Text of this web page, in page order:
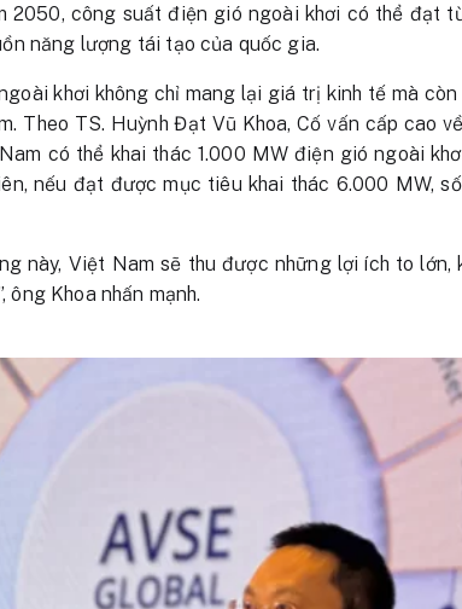
2050, công suất điện gió ngoài khơi có thể đạt
năng lượng tái tạo của quốc gia.
khơi không chỉ mang lại giá trị kinh tế mà
Theo TS. Huỳnh Đạt Vũ Khoa, Cố vấn cấp cao
có thể khai thác 1.000 MW điện gió ngoài
nếu đạt được mục tiêu khai thác 6.000 MW,
này, Việt Nam sẽ thu được những lợi ích to lớn,
ông Khoa nhấn mạnh.